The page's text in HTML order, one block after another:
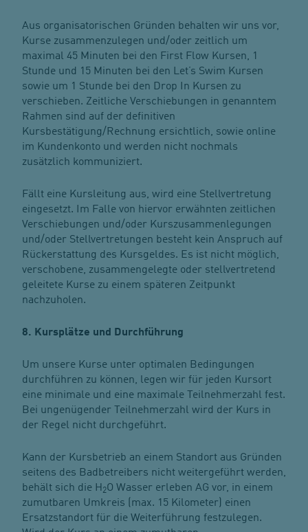
Aus organisatorischen Gründen behalten wir uns vor,
Kurse zusammenzulegen und/oder zeitlich um
maximal 45 Minuten bei den First Flow Kursen, 1
Stunde und 15 Minuten bei den Let’s Swim Kursen
sowie um 1 Stunde bei den Drop In Kursen zu
verschieben. Zeitliche Verschiebungen in genanntem
Rahmen sind auf der definitiven
Kursbestätigung/Rechnung ersichtlich, sowie online
im Kundenkonto und werden nicht nochmals
zusätzlich kommuniziert.
Fällt eine Kursleitung aus, wird eine Stellvertretung
eingesetzt. Im Falle von hiervor erwähnten zeitlichen
Verschiebungen und/oder Kurszusammenlegungen
und/oder Stellvertretungen besteht kein Anspruch auf
Rückerstattung des Kursgeldes. Es ist nicht möglich,
verschobene, zusammengelegte oder stellvertretend
geleitete Kurse zu einem späteren Zeitpunkt
nachzuholen.
8. Kursplätze und Durchführung
Um unsere Kurse unter optimalen Bedingungen
durchführen zu können, legen wir für jeden Kursort
eine minimale und eine maximale Teilnehmerzahl fest.
Bei ungenügender Teilnehmerzahl wird der Kurs in
der Regel nicht durchgeführt.
Kann der Kursbetrieb an einem Standort aus Gründen
seitens des Badbetreibers nicht weitergeführt werden,
behält sich die H 2O Wasser erleben AG vor, in einem
zumutbaren Umkreis (max. 15 Kilometer) einen
Ersatzstandort für die Weiterführung festzulegen.